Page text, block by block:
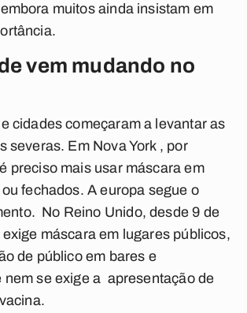
muitos ainda insistam em
vem mudando no
cidades começaram a levantar as
severas. Em Nova York , por
preciso mais usar máscara em
fechados. A europa segue o
No Reino Unido, desde 9 de
máscara em lugares públicos,
de público em bares e
nem se exige a apresentação de